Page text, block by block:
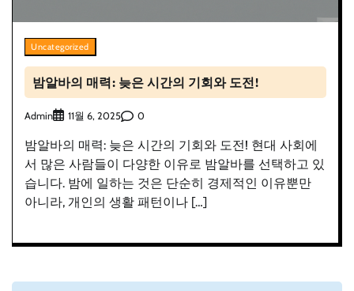
Uncategorized
밤알바의 매력: 늦은 시간의 기회와 도전!
Admin 11월 6, 2025 0
밤알바의 매력: 늦은 시간의 기회와 도전! 현대 사회에
서 많은 사람들이 다양한 이유로 밤알바를 선택하고 있
습니다. 밤에 일하는 것은 단순히 경제적인 이유뿐만
아니라, 개인의 생활 패턴이나 […]